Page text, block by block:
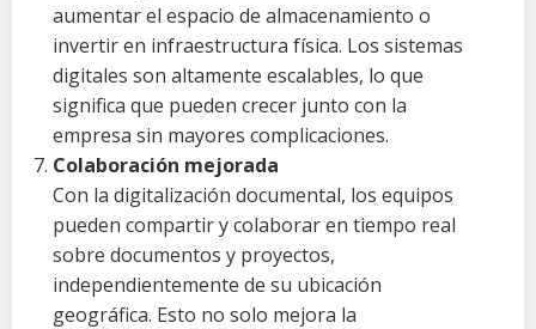
aumentar el espacio de almacenamiento o
invertir en infraestructura física. Los sistemas
digitales son altamente escalables, lo que
significa que pueden crecer junto con la
empresa sin mayores complicaciones.
Colaboración mejorada
Con la digitalización documental, los equipos
pueden compartir y colaborar en tiempo real
sobre documentos y proyectos,
independientemente de su ubicación
geográfica. Esto no solo mejora la